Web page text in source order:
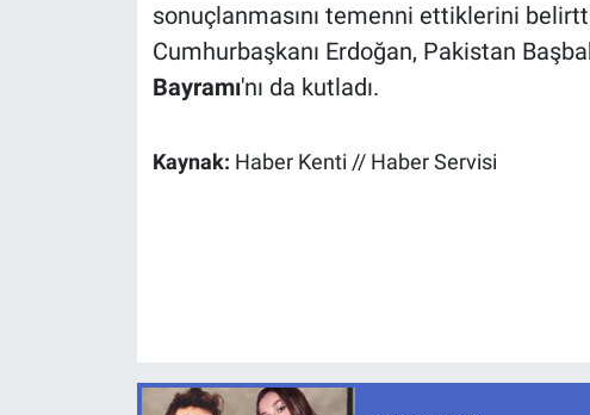
sonuçlanmasını temenni ettiklerini
Cumhurbaşkanı Erdoğan, Pakistan
Bayramı'nı da kutladı.
Kaynak: Haber Kenti // Haber Servisi